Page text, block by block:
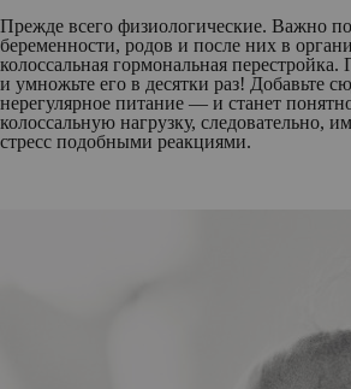
Прежде всего физиологические. Важно
беременности, родов и после них в
колоссальная гормональная
и умножьте его в десятки раз! Добавьте
нерегулярное питание — и станет
колоссальную нагрузку, следовательно,
стресс подобными реакциями.